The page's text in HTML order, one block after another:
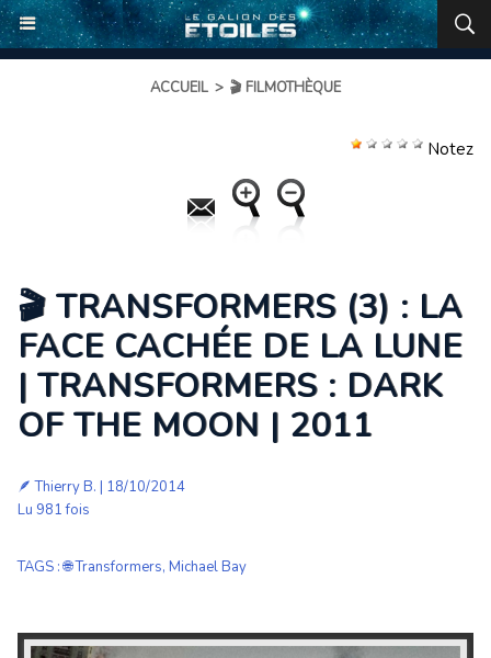
ACCUEIL > 🎬 FILMOTHÈQUE
Notez
🎬 TRANSFORMERS (3) : LA
FACE CACHÉE DE LA LUNE
| TRANSFORMERS : DARK
OF THE MOON | 2011
🪶Thierry B. | 18/10/2014
Lu 981 fois
TAGS :🌐 Transformers, Michael Bay